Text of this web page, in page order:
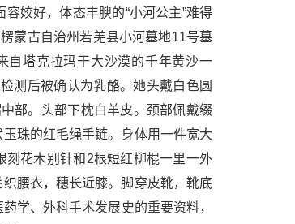
姣好，体态丰腴的“小河公主”难得
蒙古自治州若羌县小河墓地11号墓
自塔克拉玛干大沙漠的千年黄沙一
测后被确认为乳酪。她头戴白色圆
部。头部下枕白羊皮。颈部佩戴缀
珠的红毛绳手链。身体用一件宽大
刻花木别针和2根短红柳棍一里一外
腰衣，穗长近膝。脚穿皮靴，靴底
学、外科手术发展史的重要资料，